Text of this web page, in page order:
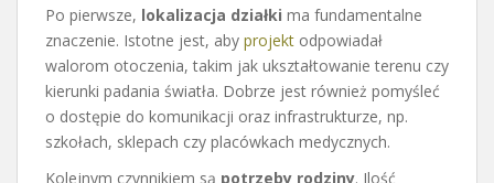
Po pierwsze, lokalizacja działki ma fundamentalne
znaczenie. Istotne jest, aby projekt odpowiadał
walorom otoczenia, takim jak ukształtowanie terenu czy
kierunki padania światła. Dobrze jest również pomyśleć
o dostępie do komunikacji oraz infrastrukturze, np.
szkołach, sklepach czy placówkach medycznych.
Kolejnym czynnikiem są potrzeby rodziny. Ilość